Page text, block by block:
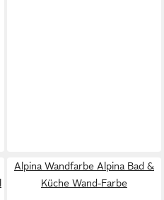
Alpina Wandfarbe Alpina Bad &
Küche Wand-Farbe